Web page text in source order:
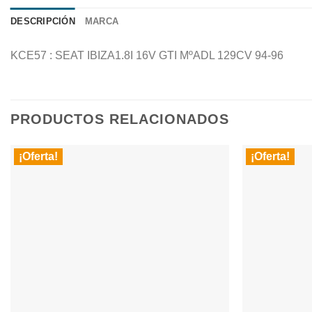
DESCRIPCIÓN MARCA
KCE57 : SEAT IBIZA1.8I 16V GTI MºADL 129CV 94-96
PRODUCTOS RELACIONADOS
¡Oferta! ¡Oferta!